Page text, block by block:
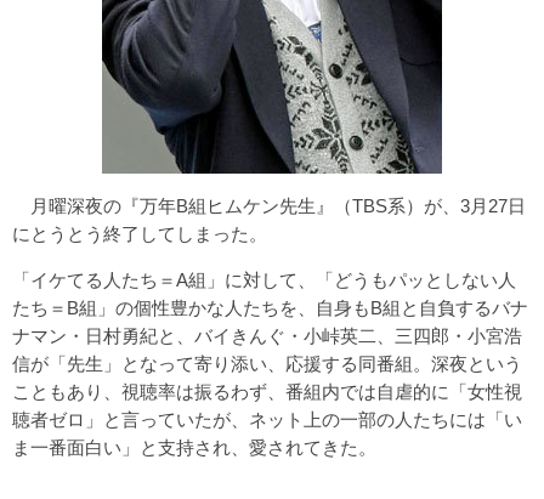
月曜深夜の『万年B組ヒムケン先生』（TBS系）が、3月27日
にとうとう終了してしまった。
「イケてる人たち＝A組」に対して、「どうもパッとしない人
たち＝B組」の個性豊かな人たちを、自身もB組と自負するバナ
ナマン・日村勇紀と、バイきんぐ・小峠英二、三四郎・小宮浩
信が「先生」となって寄り添い、応援する同番組。深夜という
こともあり、視聴率は振るわず、番組内では自虐的に「女性視
聴者ゼロ」と言っていたが、ネット上の一部の人たちには「い
ま一番面白い」と支持され、愛されてきた。